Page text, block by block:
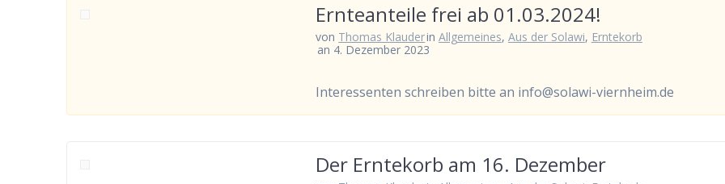
Ernteanteile frei ab 01.03.2024!
von Thomas Klauderin Allgemeines, Aus der Solawi, Erntekorb
an 4. Dezember 2023
Interessenten schreiben bitte an info@solawi-viernheim.de
Der Erntekorb am 16. Dezember